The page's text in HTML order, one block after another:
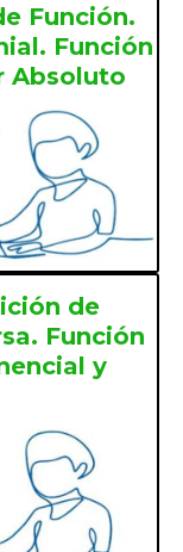
Función.
Función
Absoluto
de
Función
y